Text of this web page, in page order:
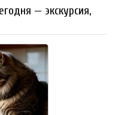
— экскурсия,